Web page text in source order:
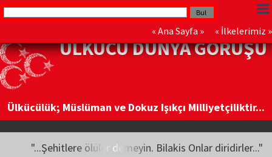
« Ana Sayfa » « İlkelerimiz »
ÜLKÜCÜ DÜNYA GÖRÜŞÜ
Ülkücülük; Müslüman ve Dokuz Işıkçı Milliyetçiliktir...
"...Şehitlere ölüler demeyin. Bilakis Onlar diridirler..."